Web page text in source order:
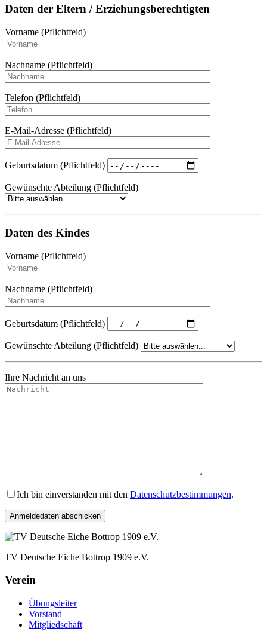
Daten der Eltern / Erziehungsberechtigten
Vorname (Pflichtfeld)
Nachname (Pflichtfeld)
Telefon (Pflichtfeld)
E-Mail-Adresse (Pflichtfeld)
Geburtsdatum (Pflichtfeld)
Gewünschte Abteilung (Pflichtfeld)
Daten des Kindes
Vorname (Pflichtfeld)
Nachname (Pflichtfeld)
Geburtsdatum (Pflichtfeld)
Gewünschte Abteilung (Pflichtfeld)
Ihre Nachricht an uns
Ich bin einverstanden mit den Datenschutzbestimmungen.
TV Deutsche Eiche Bottrop 1909 e.V.
Verein
Übungsleiter
Vorstand
Mitgliedschaft